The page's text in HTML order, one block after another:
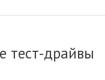
тест-драйвы